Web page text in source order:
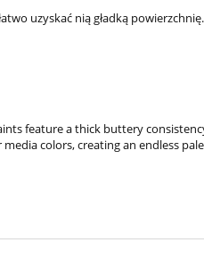
uzyskać nią gładką
feature a thick buttery
colors, creating an endless